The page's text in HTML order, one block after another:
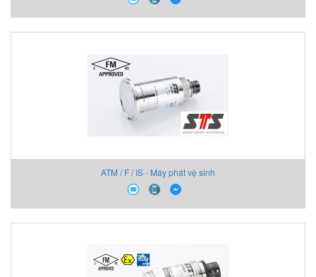
ATM / F / IS - Máy phát vệ sinh